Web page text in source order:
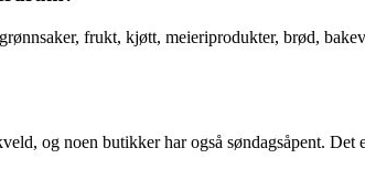
frukt, kjøtt, meieriprodukter, brød,
og noen butikker har også søndagsåpent.